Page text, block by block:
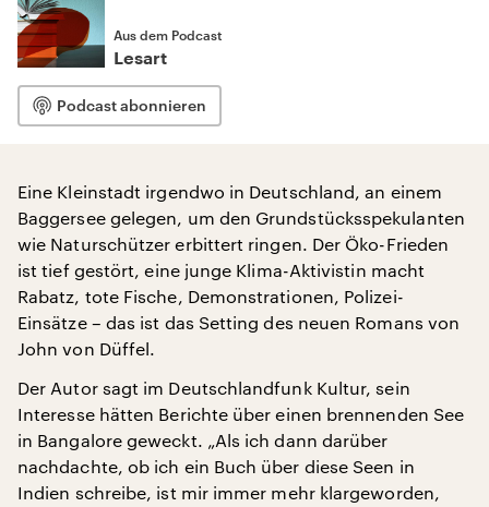
Aus dem Podcast
Lesart
Podcast abonnieren
Eine Kleinstadt irgendwo in Deutschland, an einem
Baggersee gelegen, um den Grundstücksspekulanten
wie Naturschützer erbittert ringen. Der Öko-Frieden
ist tief gestört, eine junge Klima-Aktivistin macht
Rabatz, tote Fische, Demonstrationen, Polizei-
Einsätze – das ist das Setting des neuen Romans von
John von Düffel.
Der Autor sagt im Deutschlandfunk Kultur, sein
Interesse hätten Berichte über einen brennenden See
in Bangalore geweckt. „Als ich dann darüber
nachdachte, ob ich ein Buch über diese Seen in
Indien schreibe, ist mir immer mehr klargeworden,